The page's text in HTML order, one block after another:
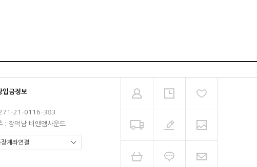
입금정보
21-0116-383
: 장덕남 비앤엠사운드